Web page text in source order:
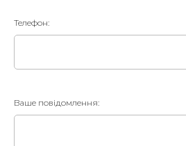
Телефон:
Ваше повідомлення: